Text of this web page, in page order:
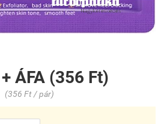
ÁFA (356 Ft)
(356 Ft / pár)